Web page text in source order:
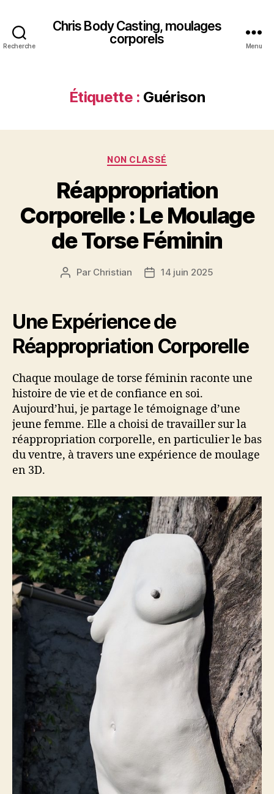
Recherche
Chris Body Casting, moulages
corporels
Menu
Étiquette : Guérison
Catégories
NON CLASSÉ
Réappropriation
Corporelle : Le Moulage
de Torse Féminin
Auteur
Par Christian
Date14 juin 2025
Une Expérience de
Réappropriation Corporelle
Chaque moulage de torse féminin raconte une
histoire de vie et de confiance en soi.
Aujourd’hui, je partage le témoignage d’une
jeune femme. Elle a choisi de travailler sur la
réappropriation corporelle, en particulier le bas
du ventre, à travers une expérience de moulage
en 3D.